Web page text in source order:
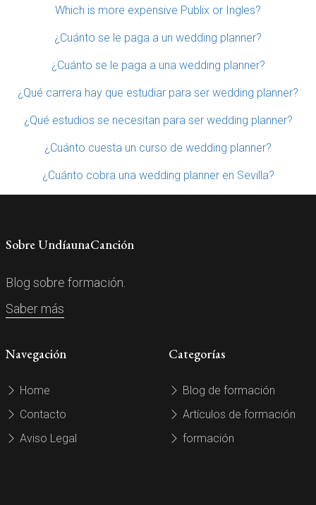
Which is more expensive Publix or Ingles?
¿Cuánto se le paga a un wedding planner?
¿Cuánto se le paga a una wedding planner?
¿Qué carrera hay que estudiar para ser wedding planner?
¿Qué estudios se necesitan para ser wedding planner?
¿Cuánto cuesta un curso de wedding planner?
¿Cuánto cobra una wedding planner en Sevilla?
Sobre UndíaunaCanción
Blog sobre formación.
Saber más
Navegación
Home
Contacto
Aviso Legal
Categorías
Blog de formación
Artículos de formación
formación